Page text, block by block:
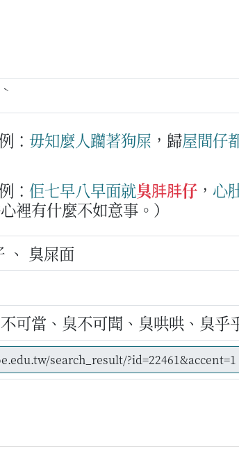
ˋ
： 毋知麼人躪著狗屎 ，歸屋間仔
： 佢七早八早面就臭肨肨仔 ， 心
裡有什麼不如意事。）
、 臭屎面
可當、臭不可聞、臭哄哄、臭乎